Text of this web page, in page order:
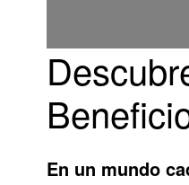
En un mundo